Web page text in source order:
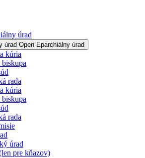
úrad
úrad Open Eparchiálny úrad
kúria
rada
kúria
rada
úrad
pre kňazov)